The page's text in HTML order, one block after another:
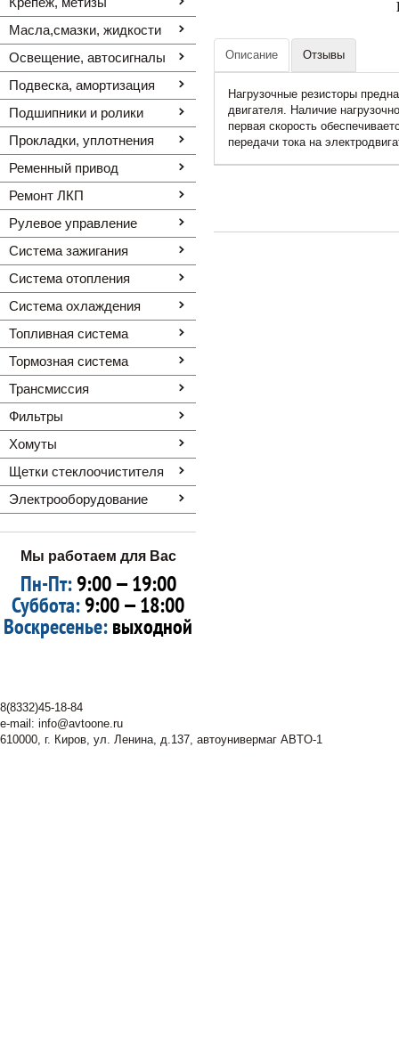
Масла,смазки, жидкости
Освещение, автоcигналы
Подвеска, амортизация
Подшипники и ролики
Прокладки, уплотнения
Ременный привод
Ремонт ЛКП
Рулевое управление
Система зажигания
Система отопления
Система охлаждения
Топливная система
Тормозная система
Трансмиссия
Фильтры
Хомуты
Щетки стеклоочистителя
Электрооборудование
Мы работаем для Вас
Пн-Пт:9:00 — 19:00
Суббота:9:00 — 18:00
Воскресенье:выходной
Описание Отзывы
Нагрузочные резисторы
двигателя. Наличие
первая скорость
передачи тока на
8(8332)45-18-84
e-mail: info@avtoone.ru
610000, г. Киров, ул. Ленина, д.137, автоунивермаг ABTO-1